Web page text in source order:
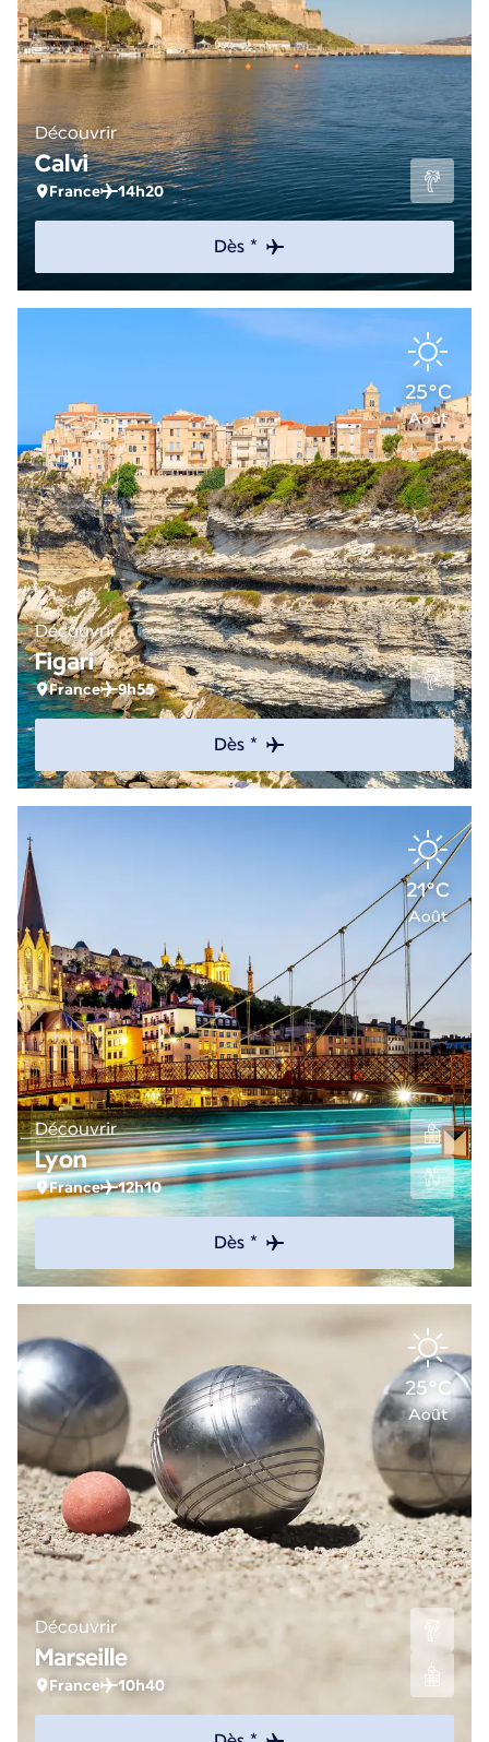
Découvrir
Calvi
France 14h20
Dès *
25°C
Août
Découvrir
Figari
France 9h55
Dès *
21°C
Août
Découvrir
Lyon
France 12h10
Dès *
25°C
Août
Découvrir
Marseille
France 10h40